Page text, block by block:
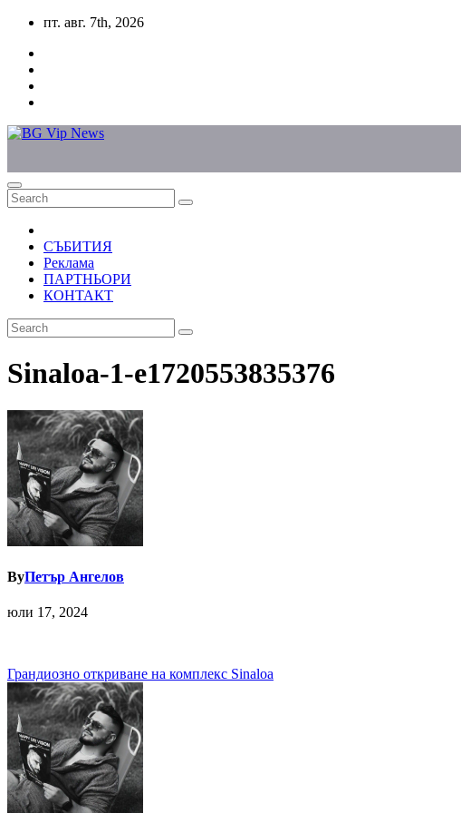
Skip
content
пт. авг. 7th, 2026
СЪБИТИЯ
Реклама
ПАРТНЬОРИ
КОНТАКТ
Sinaloa-1-e1720553835376
ByПетър Ангелов
юли 17, 2024
Навигация
Грандиозно откриване на комплекс Sinaloa